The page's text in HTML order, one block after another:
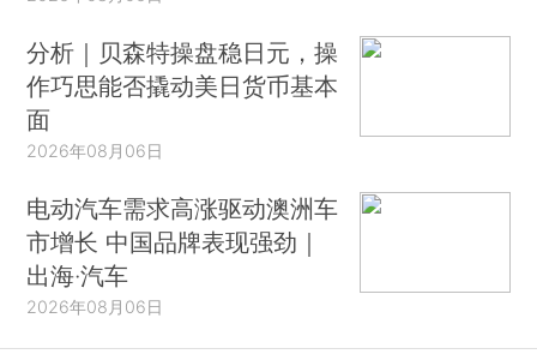
分析｜贝森特操盘稳日元，操
作巧思能否撬动美日货币基本
面
2026年08月06日
电动汽车需求高涨驱动澳洲车
市增长 中国品牌表现强劲｜
出海·汽车
2026年08月06日